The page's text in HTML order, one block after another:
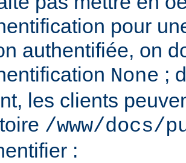
pour
authentifiée, on
None ;
les clients
/www/docs/
: